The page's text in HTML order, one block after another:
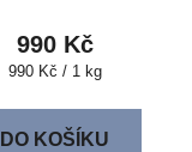
990 Kč
Měrná
990 Kč / 1 kg
DO KOŠÍKU